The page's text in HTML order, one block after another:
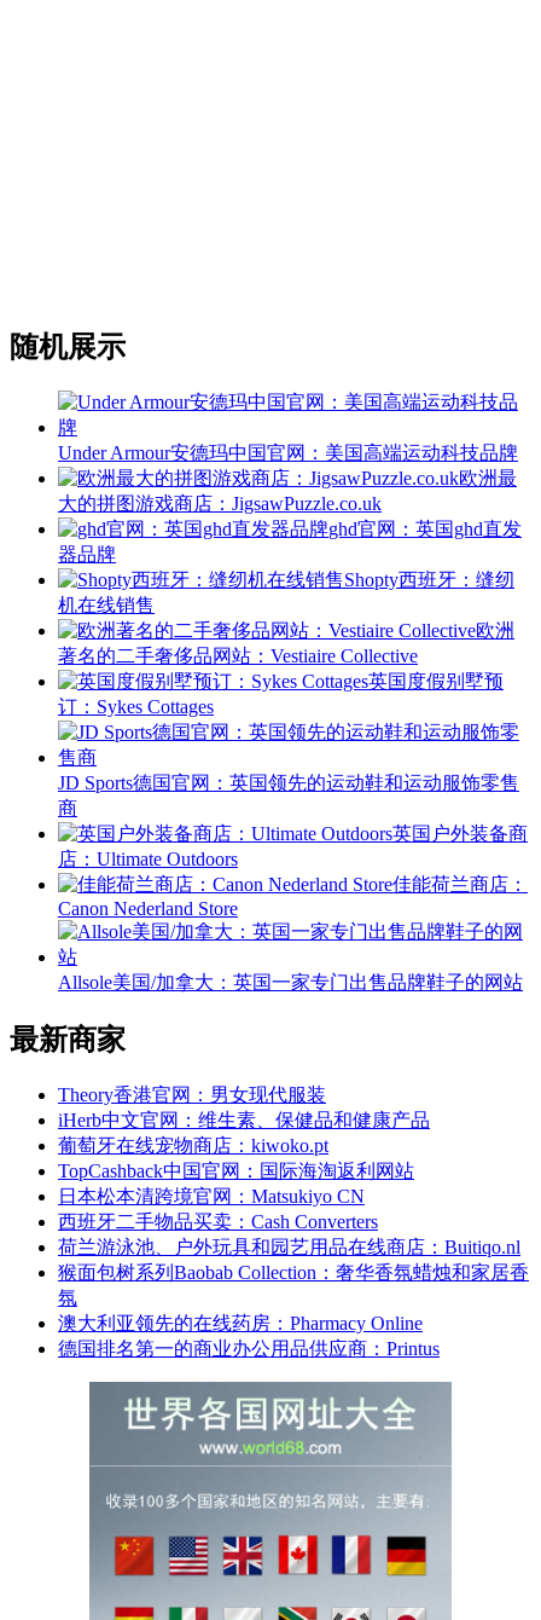
随机展示
Under Armour安德玛中国官网：美国高端运动科技品牌
欧洲最
大的拼图游戏商店：JigsawPuzzle.co.uk
ghd官网：英国ghd直发
器品牌
Shopty西班牙：缝纫
机在线销售
欧洲
著名的二手奢侈品网站：Vestiaire Collective
英国度假别墅预
订：Sykes Cottages
JD Sports德国官网：英国领先的运动鞋和运动服饰零售
商
英国户外装备商
店：Ultimate Outdoors
佳能荷兰商店：
Canon Nederland Store
Allsole美国/加拿大：英国一家专门出售品牌鞋子的网站
最新商家
Theory香港官网：男女现代服装
iHerb中文官网：维生素、保健品和健康产品
葡萄牙在线宠物商店：kiwoko.pt
TopCashback中国官网：国际海淘返利网站
日本松本清跨境官网：Matsukiyo CN
西班牙二手物品买卖：Cash Converters
荷兰游泳池、户外玩具和园艺用品在线商店：Buitiqo.nl
猴面包树系列Baobab Collection：奢华香氛蜡烛和家居香
氛
澳大利亚领先的在线药房：Pharmacy Online
德国排名第一的商业办公用品供应商：Printus